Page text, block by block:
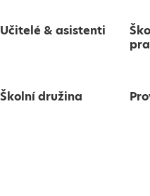
Učitelé & asistenti
Školní družina